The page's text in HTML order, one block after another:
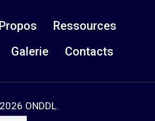
Ressources
Galerie Contacts
ONDDL.